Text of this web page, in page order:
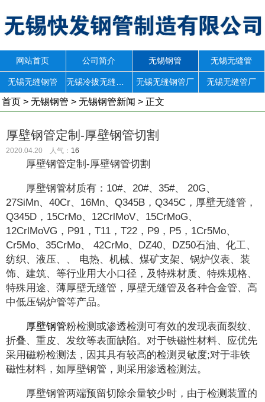
网站首页 公司简介 无锡钢管 无锡无缝管
无锡无缝钢管 无锡无缝钢管厂 无锡无缝管厂
首页 > 无锡钢管 > 无锡钢管新闻 > 正文
厚壁钢管定制-厚壁钢管切割
2020.04.20 人气： 16
厚壁钢管定制-厚壁钢管切割
厚壁钢管材质有：10#、20#、35#、 20G、
27SiMn、40Cr、16Mn、Q345B，Q345C，厚壁无缝管，
Q345D，15CrMo、12CrlMoV、15CrMoG、
12CrlMoVG，P91，T11，T22，P9，P5，1Cr5Mo、
Cr5Mo、35CrMo、 42CrMo、DZ40、DZ50石油、化工、
纺织、液压、、 电热、机械、煤矿支架、锅炉仪表、装
饰、建筑、等行业用大小口径，及特殊材质、特殊规格、
特殊用途、薄厚壁无缝管，厚壁无缝管及各种合金管、高
中低压锅炉管等产品。
厚壁钢管粉检测或渗透检测可有效的发现表面裂纹、
折叠、重皮、发纹等表面缺陷。对于铁磁性材料、应优先
采用磁粉检测法，因其具有较高的检测灵敏度;对于非铁
磁性材料，如厚壁钢管，则采用渗透检测法。
厚壁钢管两端预留切除余量较少时，由于检测装置的